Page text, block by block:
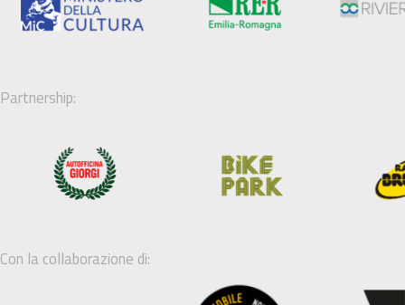
Partnership:
Con la collaborazione di: